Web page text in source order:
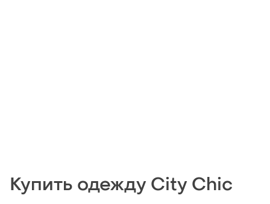
Купить одежду City Chic